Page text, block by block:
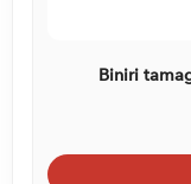
Biniri